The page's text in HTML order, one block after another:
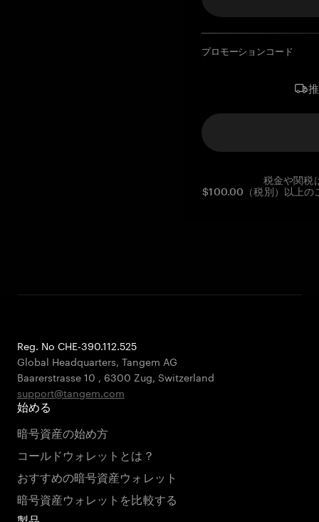
プロモーションコード
税金や関税
$100.00（税別）以上の
Reg. No CHE-390.112.525
Global Headquarters, Tangem AG
Baarerstrasse 10 , 6300 Zug, Switzerland
support@tangem.com
始める
暗号資産の始め方
コールドウォレットとは？
おすすめの暗号資産ウォレット
暗号資産ウォレットを比較する